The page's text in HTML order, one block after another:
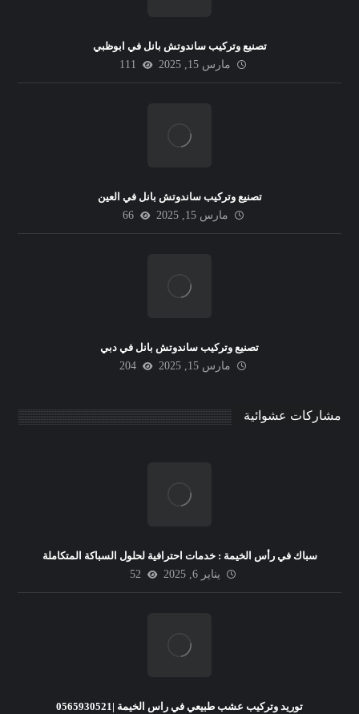
تصنيع وتركيب ساندوتش بانل في ابوظبي
مارس 15, 2025
111
تصنيع وتركيب ساندوتش بانل في العين
مارس 15, 2025
66
تصنيع وتركيب ساندوتش بانل في دبي
مارس 15, 2025
204
مشاركات عشوائية
سباك في رأس الخيمة : خدمات احترافية لحلول السباكة المتكاملة
يناير 6, 2025
52
توريد وتركيب عشب طبيعي في راس الخيمة |0565930521